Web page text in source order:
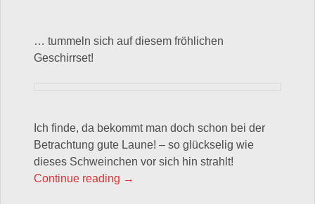
… tummeln sich auf diesem fröhlichen
Geschirrset!
Ich finde, da bekommt man doch schon bei der
Betrachtung gute Laune! – so glückselig wie
dieses Schweinchen vor sich hin strahlt!
Continue reading „Geschirr bestempeln: kleine
→